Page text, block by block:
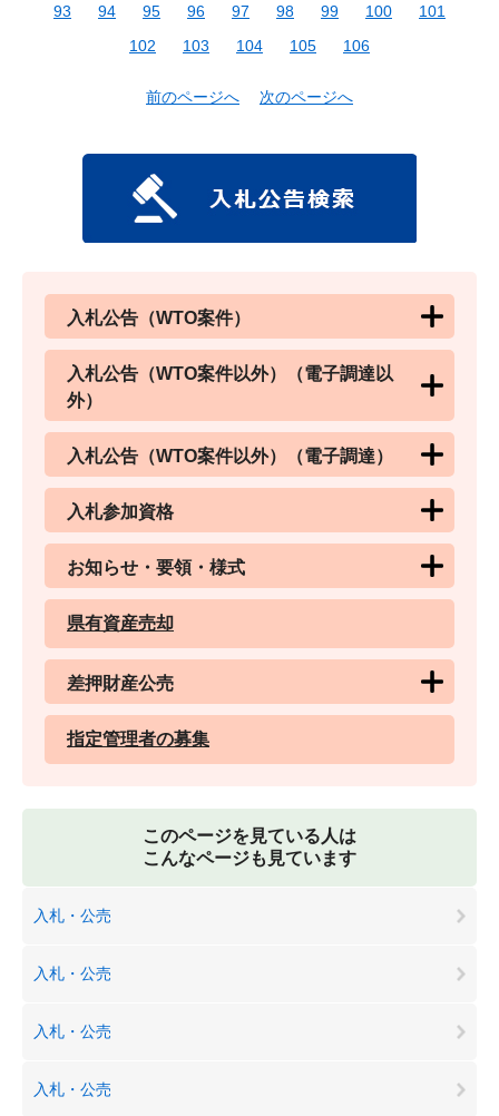
93
94 95 96 97 98 99 100
101
102
103 104 105 106
前のページへ 次のページへ
入札公告（WTO案件）
入札公告（WTO案件以外）（電子調達以
外）
入札公告（WTO案件以外）（電子調達）
入札参加資格
お知らせ・要領・様式
県有資産売却
差押財産公売
指定管理者の募集
このページを見ている人は
こんなページも見ています
入札・公売
入札・公売
入札・公売
入札・公売